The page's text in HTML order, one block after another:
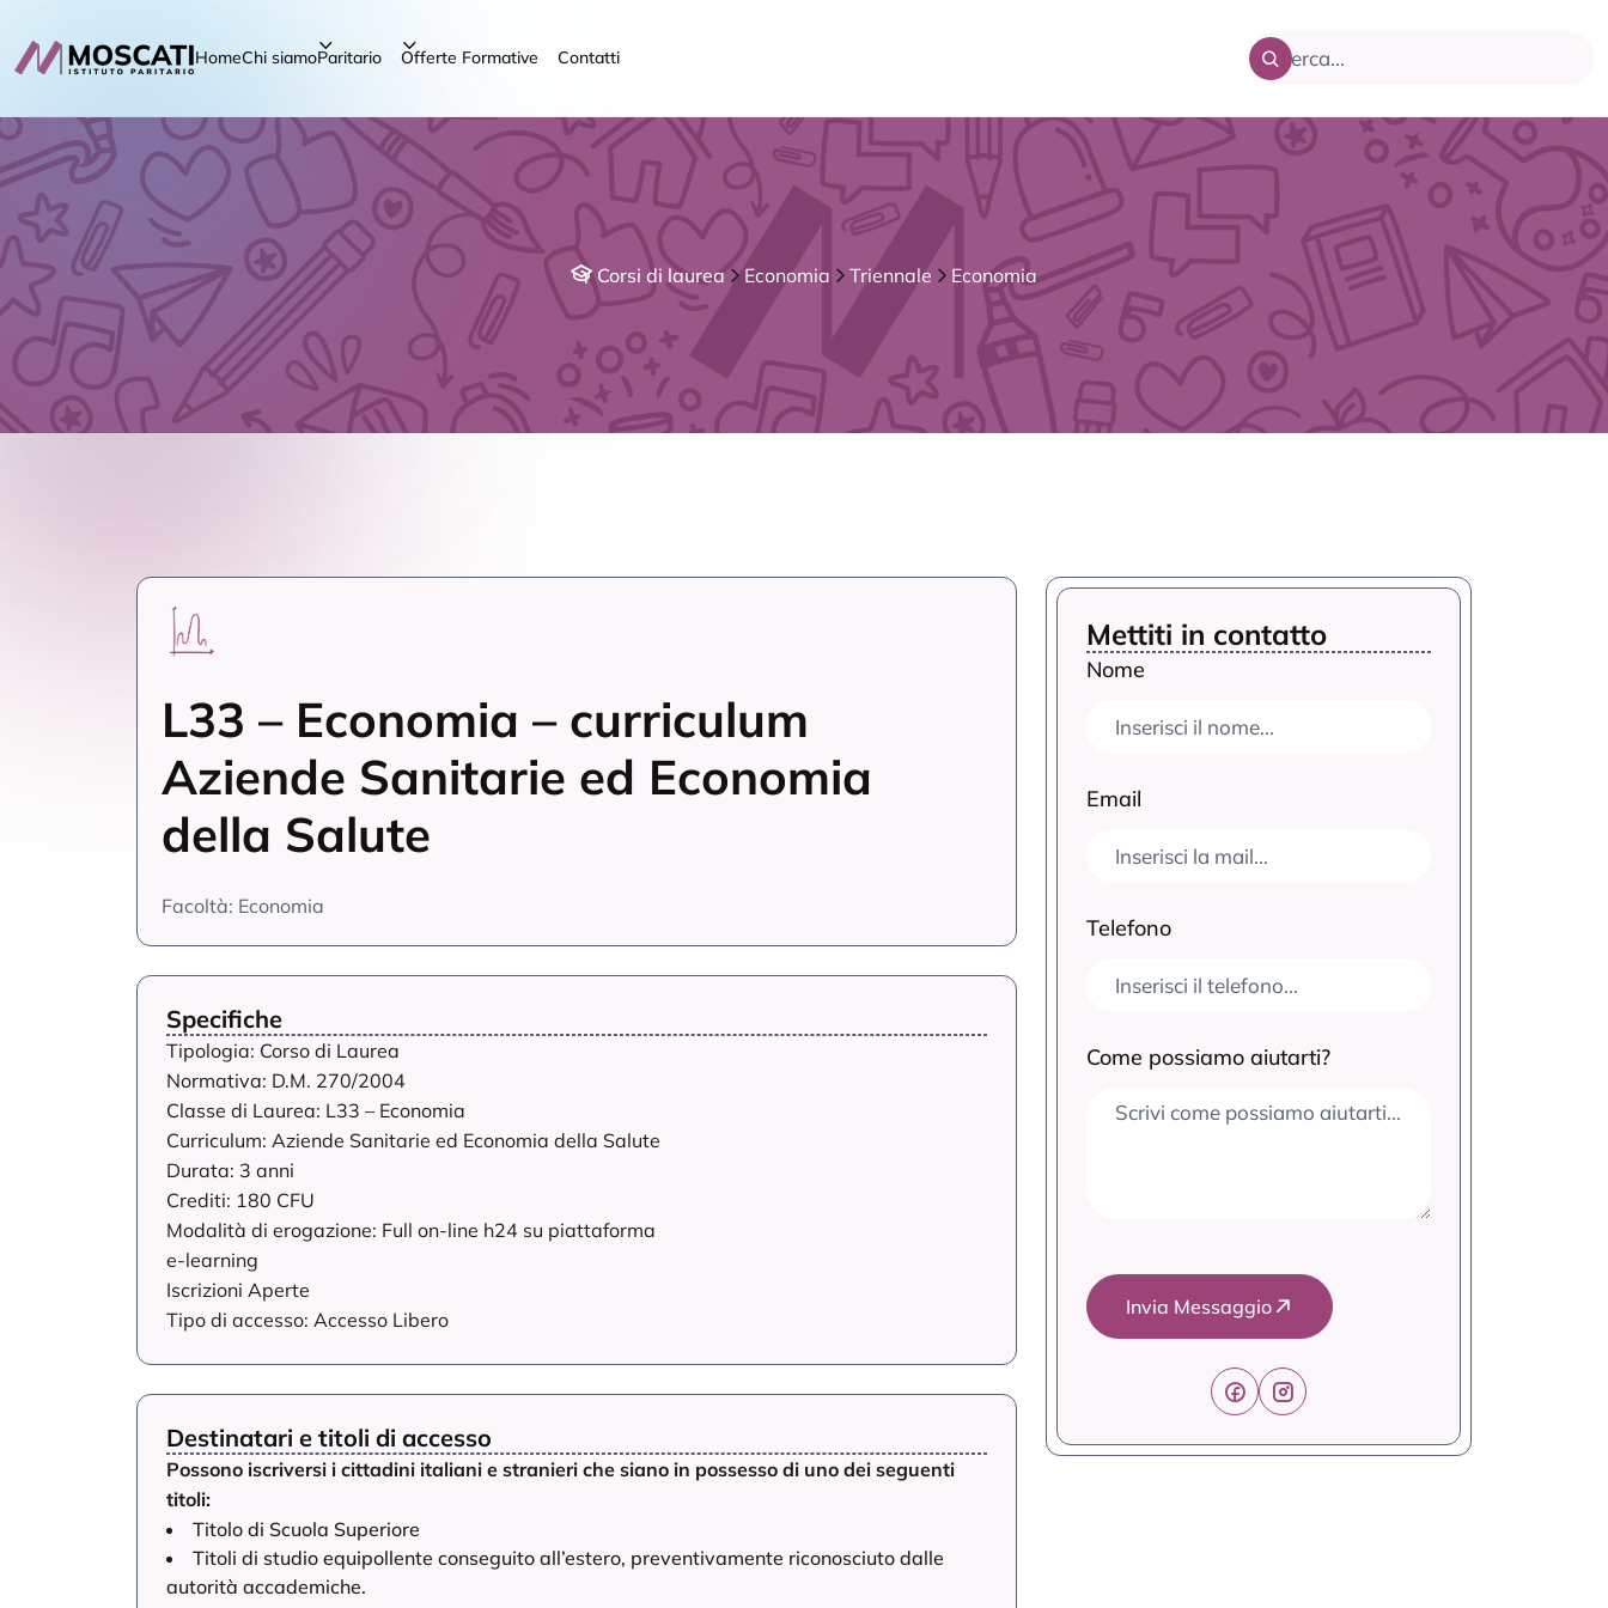
HomeChi siamoParitario Offerte Formative Contatti
Corsi di laurea Economia Triennale Economia
L33 – Economia – curriculum
Aziende Sanitarie ed Economia
della Salute
Facoltà: Economia
Specifiche
Tipologia: Corso di Laurea
Normativa: D.M. 270/2004
Classe di Laurea: L33 – Economia
Curriculum: Aziende Sanitarie ed Economia della Salute
Durata: 3 anni
Crediti: 180 CFU
Modalità di erogazione: Full on-line h24 su piattaforma
e-learning
Iscrizioni Aperte
Tipo di accesso: Accesso Libero
Destinatari e titoli di accesso
Possono iscriversi i cittadini italiani e stranieri che siano in possesso di uno dei seguenti
titoli:
Titolo di Scuola Superiore
Titoli di studio equipollente conseguito all’estero, preventivamente riconosciuto dalle
autorità accademiche.
Mettiti in contatto
Nome
Email
Telefono
Come possiamo aiutarti?
Invia Messaggio